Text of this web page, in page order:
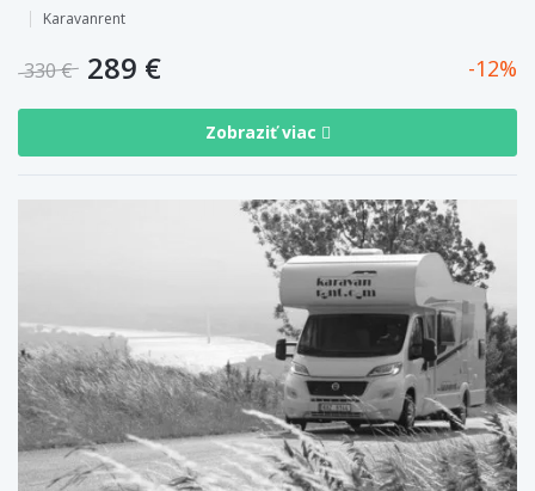
Karavanrent
330 € 289 € 12
Zobraziť viac